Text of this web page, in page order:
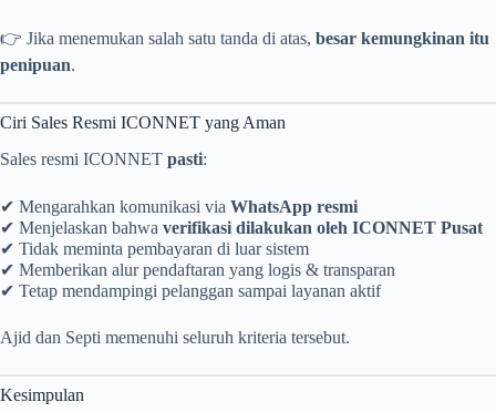
👉 Jika menemukan salah satu tanda di atas, besar kemungkinan itu
penipuan.
Ciri Sales Resmi ICONNET yang Aman
Sales resmi ICONNET pasti:
✔ Mengarahkan komunikasi via WhatsApp resmi
✔ Menjelaskan bahwa verifikasi dilakukan oleh ICONNET Pusat
✔ Tidak meminta pembayaran di luar sistem
✔ Memberikan alur pendaftaran yang logis & transparan
✔ Tetap mendampingi pelanggan sampai layanan aktif
Ajid dan Septi memenuhi seluruh kriteria tersebut.
Kesimpulan